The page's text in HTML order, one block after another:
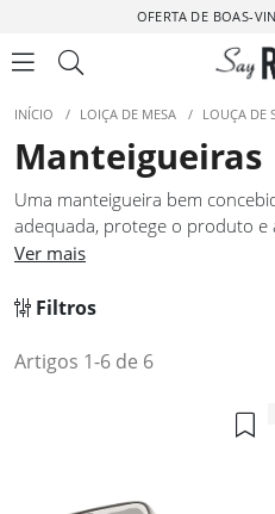
OFERTA DE BOAS-
INÍCIO / LOIÇA DE MESA / LOUÇA DE
Manteigueiras
Uma manteigueira bem
adequada, protege o produto
numa mesa de pequeno-
forma coerente e sem excessos.
peças que cumprem a função
e na estabilidade da base. São
o nível de atenção com que
Ver mais
Filtros
Artigos 1-6 de 6